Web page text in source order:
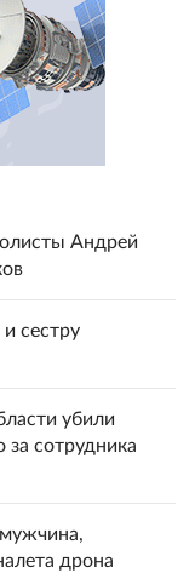
Андрей
сестру
убили
за сотрудника
дрона